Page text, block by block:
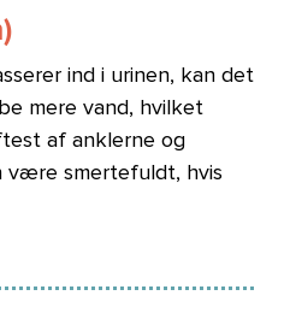
ind i urinen, kan det
mere vand, hvilket
af anklerne og
være smertefuldt, hvis